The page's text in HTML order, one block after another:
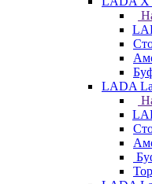
LADA